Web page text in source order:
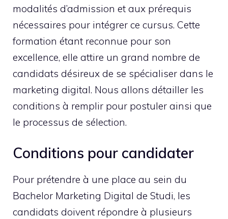
modalités d’admission et aux prérequis
nécessaires pour intégrer ce cursus. Cette
formation étant reconnue pour son
excellence, elle attire un grand nombre de
candidats désireux de se spécialiser dans le
marketing digital. Nous allons détailler les
conditions à remplir pour postuler ainsi que
le processus de sélection.
Conditions pour candidater
Pour prétendre à une place au sein du
Bachelor Marketing Digital de Studi, les
candidats doivent répondre à plusieurs